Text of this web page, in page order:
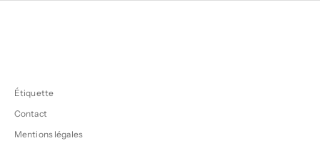
Étiquette
Contact
Mentions légales